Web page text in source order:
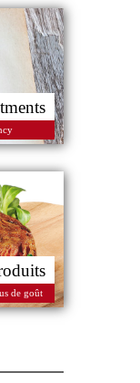
de goût